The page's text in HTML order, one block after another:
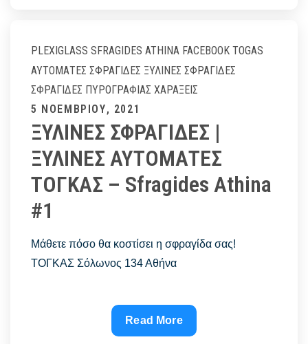
–
#1
PLEXIGLASS SFRAGIDES ATHINA FACEBOOK TOGAS
ΑΥΤΌΜΑΤΕΣ ΣΦΡΑΓΊΔΕΣ ΞΎΛΙΝΕΣ ΣΦΡΑΓΊΔΕΣ
ΣΦΡΑΓΊΔΕΣ ΠΥΡΟΓΡΑΦΊΑΣ ΧΑΡΆΞΕΙΣ
Posted
on
5 ΝΟΕΜΒΡΊΟΥ, 2021
ΞΥΛΙΝΕΣ ΣΦΡΑΓΙΔΕΣ |
ΞΥΛΙΝΕΣ ΑΥΤΟΜΑΤΕΣ
ΤΟΓΚΑΣ – Sfragides Athina
#1
Μάθετε πόσο θα κοστίσει η σφραγίδα σας!
ΤΟΓΚΑΣ Σόλωνος 134 Αθήνα
ΞΥΛΙΝΕΣ
ΣΦΡΑΓΙΔΕΣ
Read More